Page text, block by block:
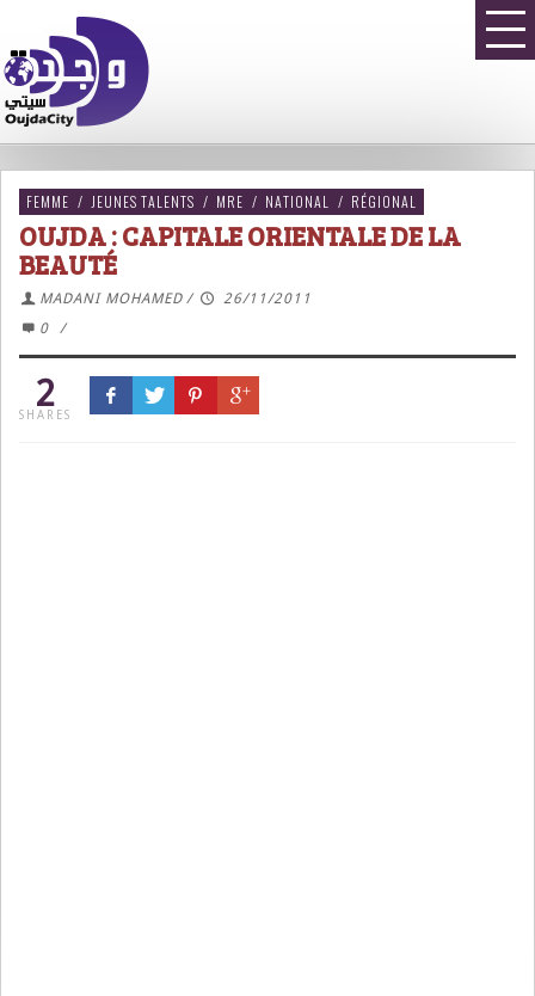
FEMME / JEUNES TALENTS / MRE / NATIONAL / RÉGIONAL
OUJDA : CAPITALE ORIENTALE DE LA
BEAUTÉ
MADANI MOHAMED /
26/11/2011
0
/
2
SHARES